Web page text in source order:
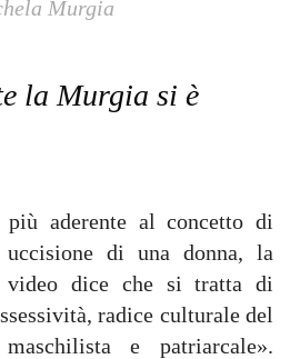
Murgia
la Murgia si è
più aderente al concetto di
di una donna, la
video dice che si tratta di
radice culturale del
e patriarcale».